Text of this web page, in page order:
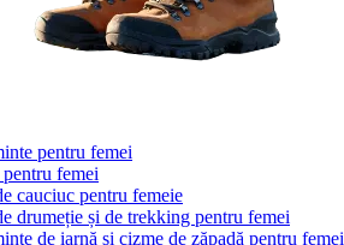
pentru femei
femei
cauciuc pentru femeie
drumeție și de trekking pentru femei
de iarnă și cizme de zăpadă pentru femei